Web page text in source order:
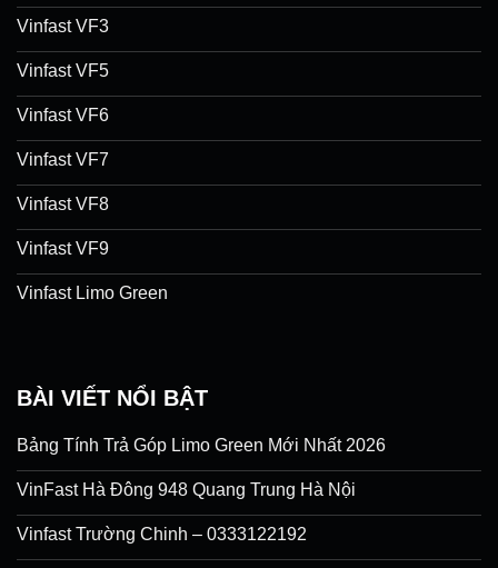
Vinfast VF3
Vinfast VF5
Vinfast VF6
Vinfast VF7
Vinfast VF8
Vinfast VF9
Vinfast Limo Green
BÀI VIẾT NỔI BẬT
Bảng Tính Trả Góp Limo Green Mới Nhất 2026
VinFast Hà Đông 948 Quang Trung Hà Nội
Vinfast Trường Chinh – 0333122192